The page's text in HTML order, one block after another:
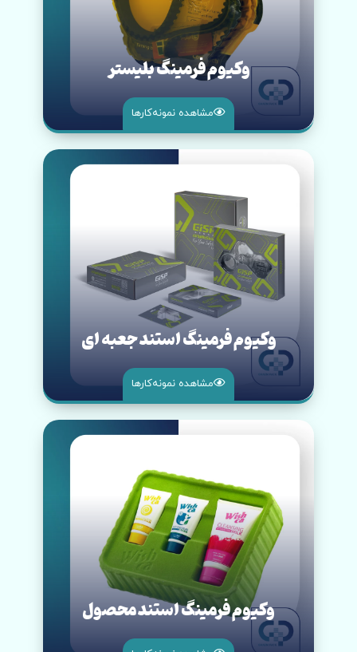
وکیوم فرمینگ بلیستر
مشاهده نمونه‌کار‌ها
وکیوم فرمینگ استند جعبه ای
مشاهده نمونه‌کار‌ها
وکیوم فرمینگ استند محصول